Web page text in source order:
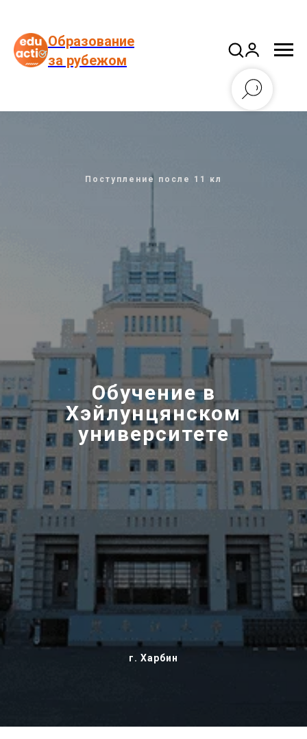
Образование
за рубежом
Обучение в
Хэйлунцянском
университете
Поступление после 11 кл
г. Харбин